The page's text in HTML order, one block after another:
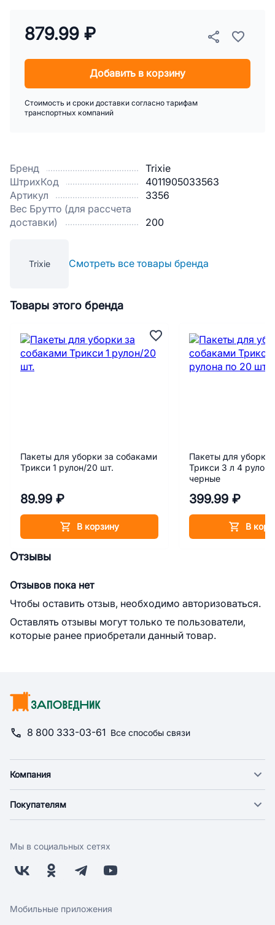
Бренд
Trixie
ШтрихКод
4011905033563
Артикул
3356
Вес Брутто (для рассчета
доставки)
200
Trixie Смотреть все товары бренда
879.99 ₽
Добавить в корзину
Стоимость и сроки доставки согласно тарифам
транспортных компаний
Товары этого бренда
Пакеты для уборки за собаками
Трикси 1 рулон/20 шт.
89.99 ₽
В корзину
Пакеты для уборки
Трикси 3 л 4
черные
399.99 ₽
В
Отзывы
Отзывов пока нет
Чтобы оставить отзыв, необходимо авторизоваться.
Оставлять отзывы могут только те пользователи,
которые ранее приобретали данный товар.
8 800 333-03-61 Все способы связи
Компания
Новости
Поставщикам
Заводчикам
Обратная связь
Покупателям
Оплата
Бонусная программа
Скидки и акции
Мы в социальных сетях
Мобильные приложения